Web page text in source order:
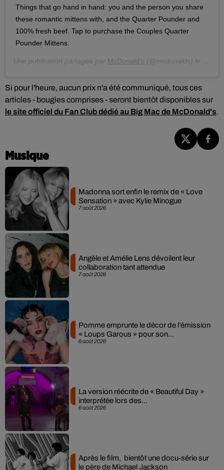
Things that go hand in hand: you and the person you share
these romantic mittens with, and the Quarter Pounder and
100% fresh beef. Tap to purchase the Couples Quarter
Pounder Mittens.
Une publication partagée par McDonald's (@mcdonalds) le
Si pour l'heure, aucun prix n'a été communiqué, tous ces
articles - bougies comprises - seront bientôt disponibles sur
le site officiel du Fan Club dédié au Big Mac de McDonald's.
Musique
7 août 2026
Madonna sort enfin le remix de « Love
Sensation » avec Kylie Minogue
7 août 2026
Angèle et Amélie Lens dévoilent leur
collaboration tant attendue
6 août 2026
Pomme emprunte le décor de l’émission
« Loups Garous » pour son...
6 août 2026
La version réécrite de « Beautiful Day »
interprétée lors des...
Après le film, bientôt une docu-série sur
le père de Michael Jackson